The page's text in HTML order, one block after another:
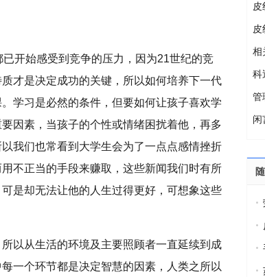
始感受到竞争的压力，因为21世纪的竞
才是决定成功的关键，所以如何培养下一代
学习是必然的条件，但要如何让孩子喜欢学
因素，当孩子的个性或情绪困扰着他，再多
我们也常看到大学生会为了一点点感情挫折
不正当的手段来赚取，这些新闻我们时有所
是却无法让他的人生过得更好，可想象这些
从生活的环境及主要照顾者一直延续到成
一个环节都是决定智慧的因素，人类之所以
皮
相
科
管
闲